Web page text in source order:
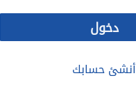
دخول
أنشئ حسابك